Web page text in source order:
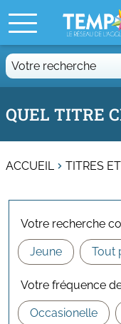
Votre
recherche
QUEL TITRE
ACCUEIL TITRES
Votre recherche
Votre fréquence